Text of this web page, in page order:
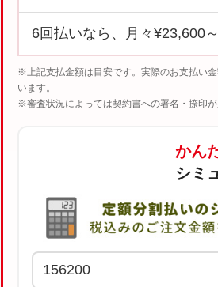
6回払いなら、月々¥23,600～
※上記支払金額は目安です。実際のお支払い
います。
※審査状況によっては契約書への署名・捺印が
かん
シミ